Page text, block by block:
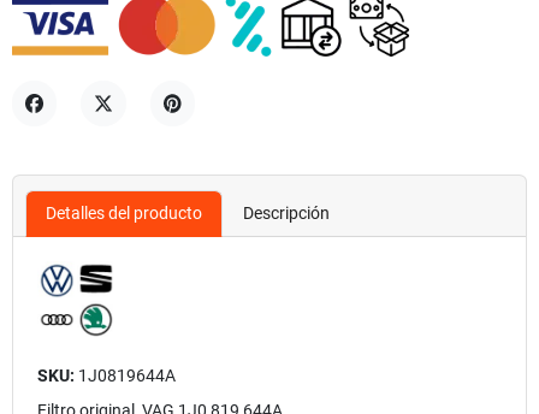
Detalles del producto Descripción
SKU: 1J0819644A
Filtro original VAG 1J0 819 644A